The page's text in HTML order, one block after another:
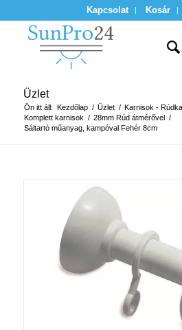
Kapcsolat Kosár
Üzlet
Ön itt áll: Kezdőlap / Üzlet / Karnisok -
Komplett karnisok / 28mm Rúd átmérővel /
Sáltartó műanyag, kampóval Fehér 8cm